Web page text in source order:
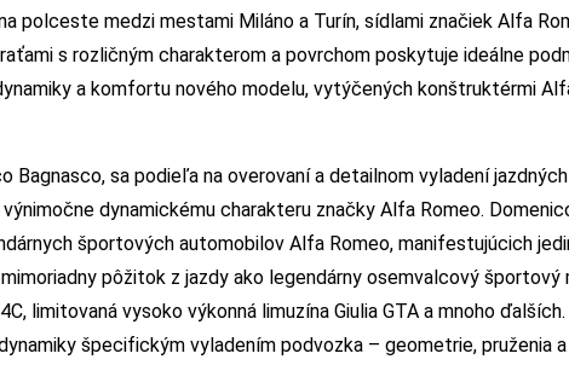
polceste medzi mestami Miláno a Turín, sídlami značiek Alfa
s rozličným charakterom a povrchom poskytuje ideálne
a komfortu nového modelu, vytýčených konštruktérmi
sa podieľa na overovaní a detailnom vyladení jazdných
dynamickému charakteru značky Alfa Romeo.
športových automobilov Alfa Romeo, manifestujúcich
pôžitok z jazdy ako legendárny osemvalcový športový
limitovaná vysoko výkonná limuzína Giulia GTA a mnoho
špecifickým vyladením podvozka – geometrie, pruženia